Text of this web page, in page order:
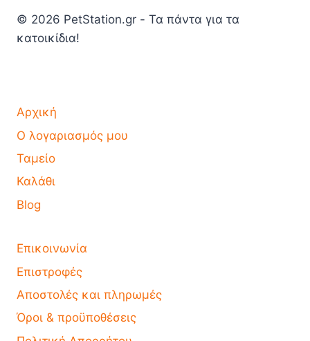
© 2026 PetStation.gr - Τα πάντα για τα
κατοικίδια!
Αρχική
Ο λογαριασμός μου
Ταμείο
Καλάθι
Blog
Επικοινωνία
Επιστροφές
Αποστολές και πληρωμές
Όροι & προϋποθέσεις